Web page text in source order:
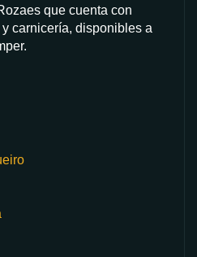
que cuenta con
carnicería, disponibles a